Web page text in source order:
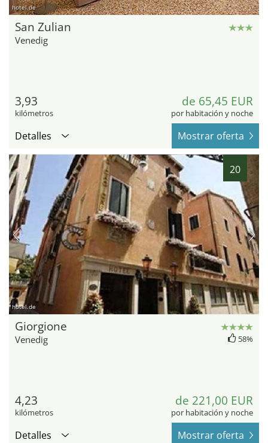
hotel.de
San Zulian
Venedig
3,93
kilómetros
de 65,45 EUR
por habitación y noche
Detalles Mostrar oferta
20
hotel.de
Giorgione
Venedig 58%
4,23
kilómetros
de 221,00 EUR
por habitación y noche
Detalles Mostrar oferta